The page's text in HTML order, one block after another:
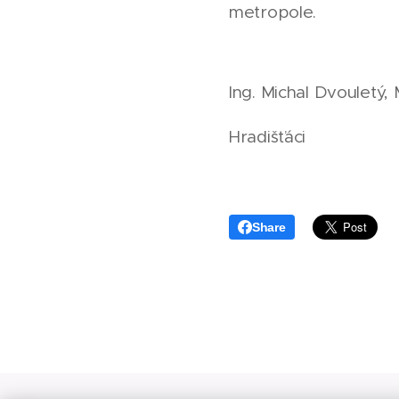
metropole.
Ing. Michal Dvouletý,
Hradišťáci
Share